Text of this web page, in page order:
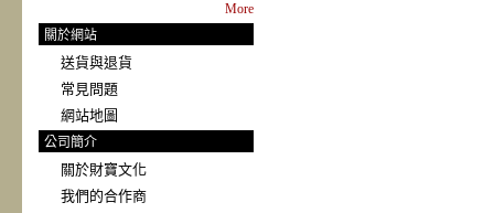
More
關於網站
送貨與退貨
常見問題
網站地圖
公司簡介
關於財寶文化
我們的合作商